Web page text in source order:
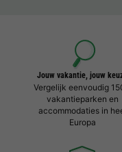
Jouw vakantie, jouw
Vergelijk eenvoudig
vakantieparken en
accommodaties in
Europa